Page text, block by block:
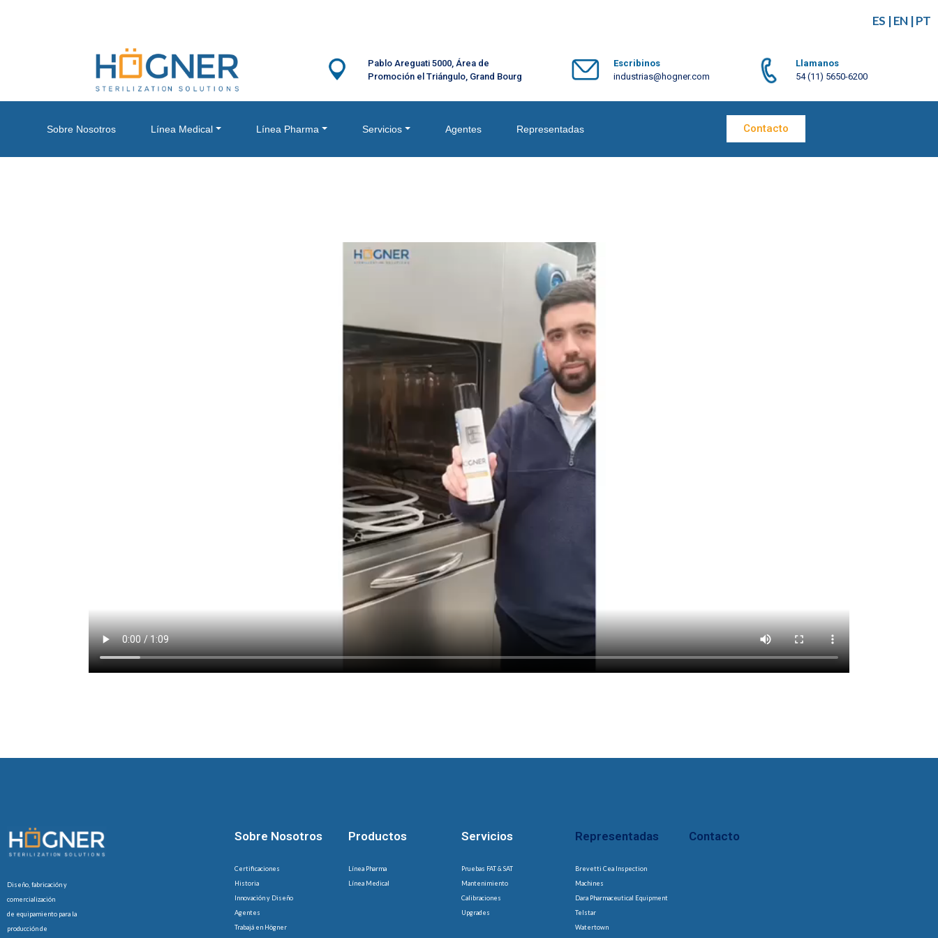
ES |EN|PT
Pablo Areguati 5000, Área de
Promoción el Triángulo, Grand Bourg
Escribinos
industrias@hogner.com
Llamanos
54 (11) 5650-6200
Sobre Nosotros Línea Medical Línea Pharma Servicios Agentes Representadas Contacto
Diseño, fabricación y
comercialización
de equipamiento para la
producción de
Sobre Nosotros
Certificaciones
Historia
Innovación y Diseño
Agentes
Trabajá en Högner
Productos
Línea Pharma
Línea Medical
Servicios
Pruebas FAT & SAT
Mantenimiento
Calibraciones
Upgrades
Representadas
Brevetti Cea Inspection
Machines
Dara Pharmaceutical Equipment
Telstar
Watertown
Contacto